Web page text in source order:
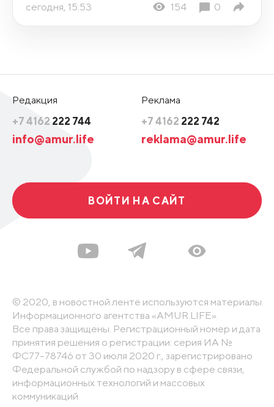
сегодня, 15:53 154 0
Редакция
+7 4162 222 744
info@amur.life
Реклама
+7 4162 222 742
reklama@amur.life
ВОЙТИ НА САЙТ
© 2020, в новостной ленте используются материалы
Информационного агентства «AMUR.LIFE».
Все права защищены. Регистрационный номер и дата
принятия решения о регистрации: серия ИА №
ФС77-78746 от 30 июля 2020 г., зарегистрировано
Федеральной службой по надзору в сфере связи,
информационных технологий и массовых
коммуникаций